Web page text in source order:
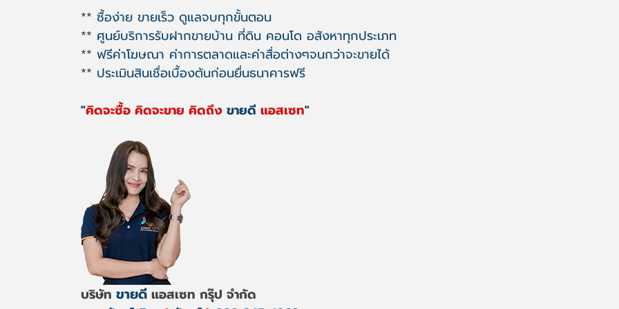
** ซื้อง่าย ขายเร็ว ดูแลจบทุกขั้นตอน
** ศูนย์บริการรับฝากขายบ้าน ที่ดิน คอนโด อสังหาทุกประเภท
** ฟรีค่าโฆษณา ค่าการตลาดและค่าสื่อต่างๆจนกว่าจะขายได้
** ประเมินสินเชื่อเบื้องต้นก่อนยื่นธนาคารฟรี
"คิดจะซื้อ คิดจะขาย คิดถึง ขายดี แอสเซท"
บริษัท ขายดี แอสเซท กรุ๊ป จำกัด